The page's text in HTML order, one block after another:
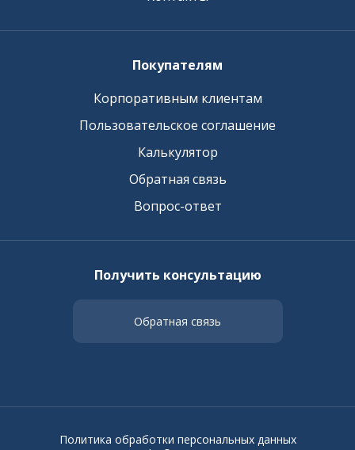
Покупателям
Корпоративным клиентам
Пользовательское соглашение
Калькулятор
Обратная связь
Вопрос-ответ
Получить консультацию
Обратная связь
Политика обработки персональных данных